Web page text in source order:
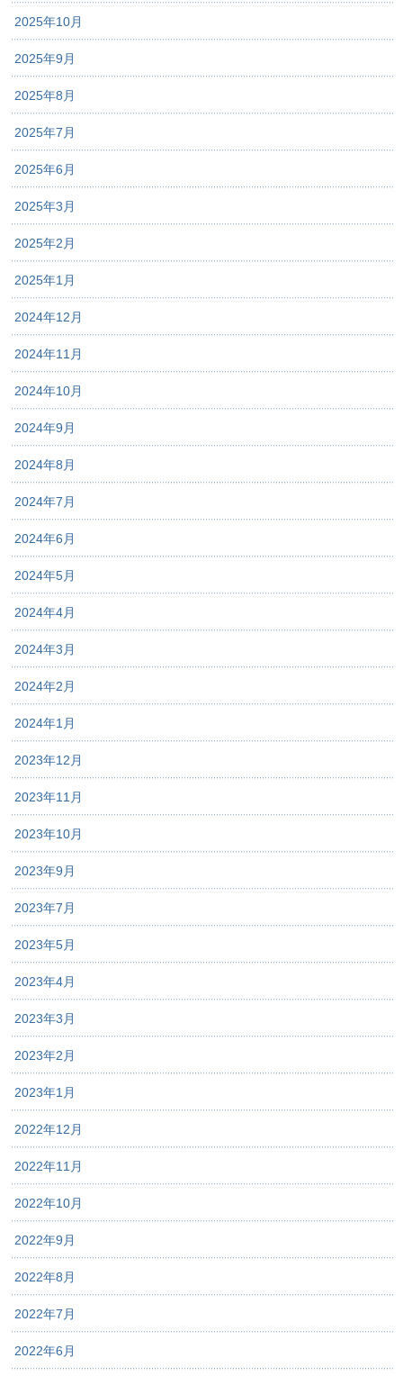
2025年10月
2025年9月
2025年8月
2025年7月
2025年6月
2025年3月
2025年2月
2025年1月
2024年12月
2024年11月
2024年10月
2024年9月
2024年8月
2024年7月
2024年6月
2024年5月
2024年4月
2024年3月
2024年2月
2024年1月
2023年12月
2023年11月
2023年10月
2023年9月
2023年7月
2023年5月
2023年4月
2023年3月
2023年2月
2023年1月
2022年12月
2022年11月
2022年10月
2022年9月
2022年8月
2022年7月
2022年6月